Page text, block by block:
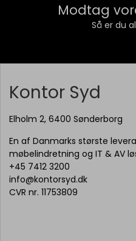
Modtag
Så er du
Kontor Syd
Elholm 2, 6400 Sønderborg
En af Danmarks største
møbelindretning og IT & AV
+45 7412 3200
info@kontorsyd.dk
CVR nr. 11753809